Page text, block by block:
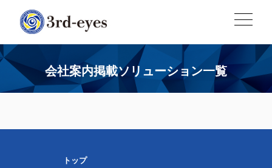
会社案内掲載ソリューション一覧
トップ